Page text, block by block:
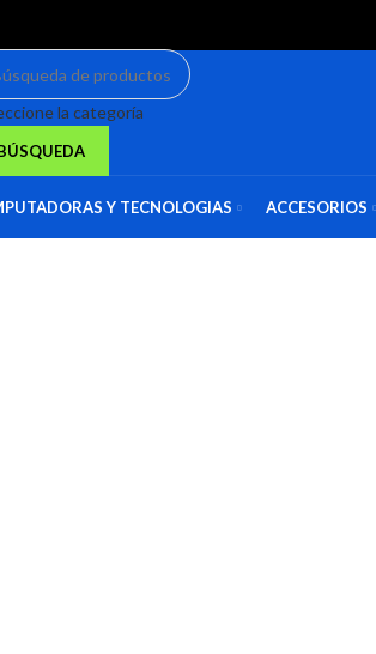
la categoría
Y TECNOLOGIAS ACCESORIOS